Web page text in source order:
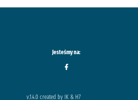
Jesteśmy na:
v.1.4.0 created by IK & H7